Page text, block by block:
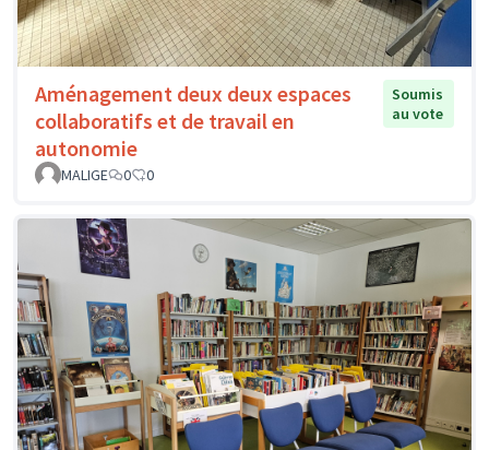
Aménagement deux deux espaces
collaboratifs et de travail en
autonomie
Soumis
au vote
MALIGE 0 0